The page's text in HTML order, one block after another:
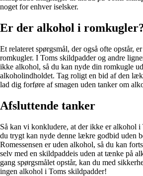
noget for enhver iselsker.
Er der alkohol i
Et relateret spørgsmål, der også ofte opstår,
romkugler. I Toms skildpadder og andre
ikke alkohol, så du kan nyde din romkugle
alkoholindholdet. Tag roligt en bid af den
lad dig forføre af smagen uden tanker om
Afsluttende tanker
Så kan vi konkludere, at der ikke er alkohol i
du trygt kan nyde denne lækre godbid uden
Romessensen er uden alkohol, så du kan
selv med en skildpaddeis uden at tænke på
gang spørgsmålet opstår, kan du med
ingen alkohol i Toms skildpadder!